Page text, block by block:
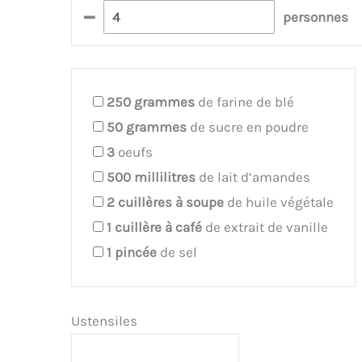
– personnes
250 grammes de farine de blé
50 grammes de sucre en poudre
3 oeufs
500 millilitres de lait d’amandes
2 cuillères à soupe de huile végétale
1 cuillère à café de extrait de vanille
1 pincée de sel
Ustensiles